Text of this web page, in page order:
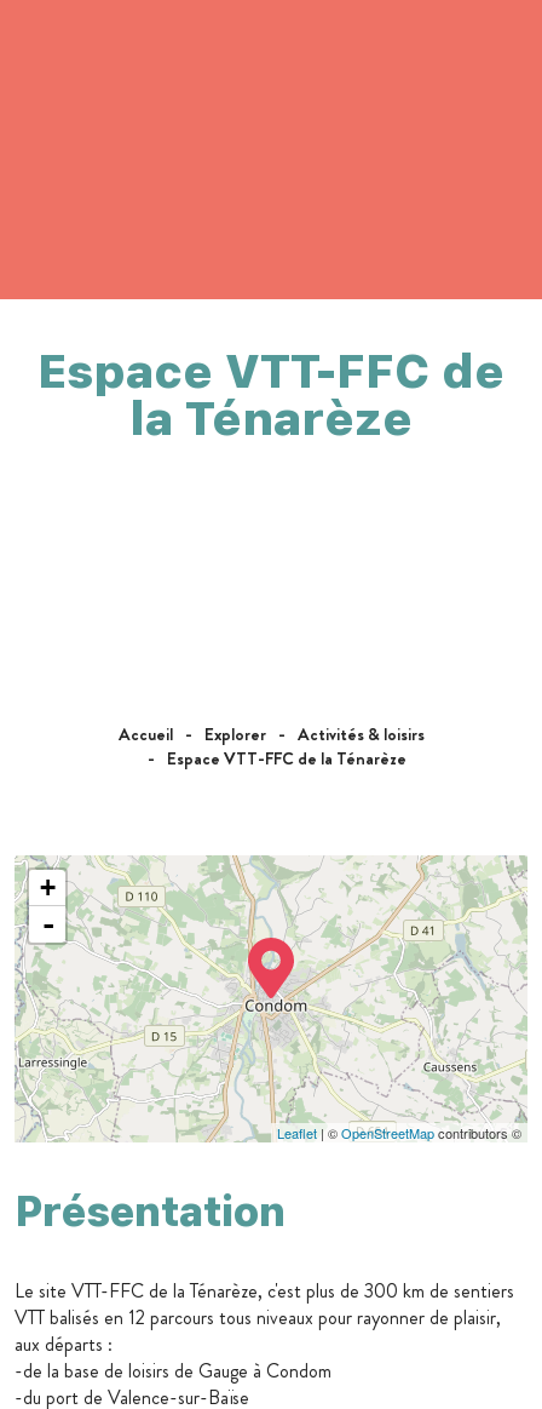
Accueil Explorer
Activités & loisirs
Espace VTT-FFC de la Ténarèze
Espace VTT-FFC de
la Ténarèze
+
-
Leaflet | ©OpenStreetMapcontributors ©
Présentation
Le site VTT-FFC de la Ténarèze, c'est plus de 300 km de sentiers
VTT balisés en 12 parcours tous niveaux pour rayonner de plaisir,
aux départs :
-de la base de loisirs de Gauge à Condom
-du port de Valence-sur-Baïse